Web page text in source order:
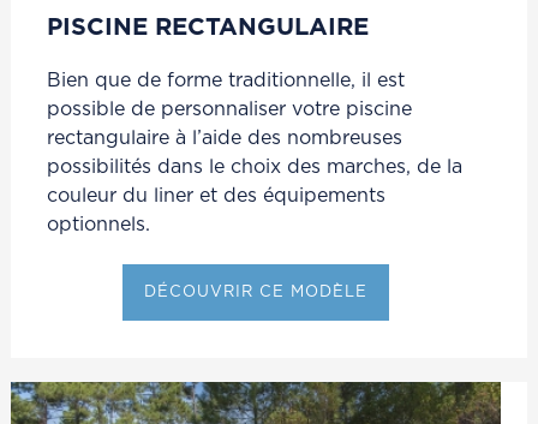
PISCINE RECTANGULAIRE
Bien que de forme traditionnelle, il est
possible de personnaliser votre piscine
rectangulaire à l’aide des nombreuses
possibilités dans le choix des marches, de la
couleur du liner et des équipements
optionnels.
DÉCOUVRIR CE MODÈLE